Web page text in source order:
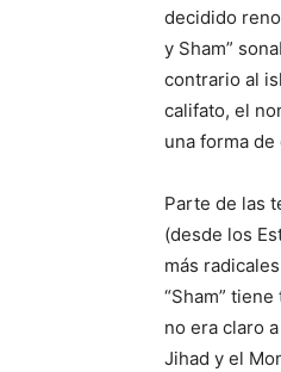
decidido
y Sham”
contrario al
califato, el
una forma
Parte de las
(desde los
más
“Sham”
no era claro
Jihad y el